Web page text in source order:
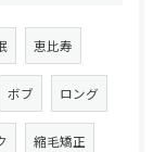
恵比寿
ボブ ロング
縮毛矯正